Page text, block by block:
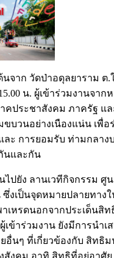
จาก วัดป่าอดุลยาราม ต.
น. ผู้เข้าร่วมงานจาก
คประชาสังคม ภาครัฐ แ
ขบวนอย่างเนืองแน่น เพื่
ะ การยอมรับ ท่ามกลาง
นและกัน
ไปยัง ลานเวทีกิจกรรม ศู
งเป็นจุดหมายปลายทาง
าเหรดนอกจากประเด็นสิ
เข้าร่วมงาน ยังมีการนำเ
อื่นๆ ที่เกี่ยวข้องกับ สิทธิ
สังคม อาทิ สิทธิที่อยู่อาศั